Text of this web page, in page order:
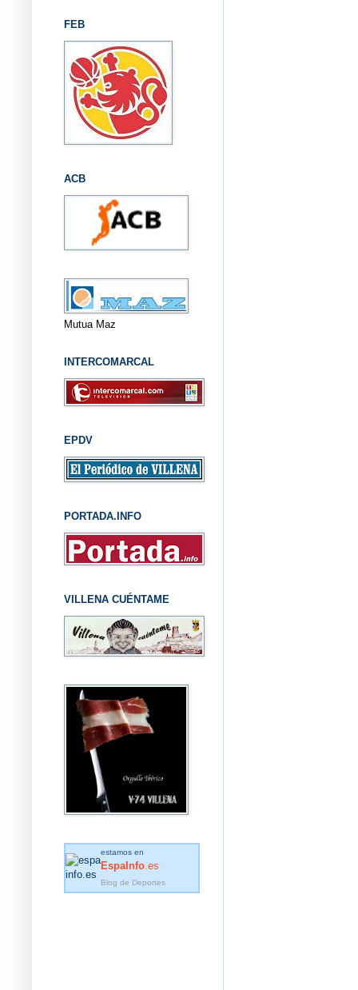
FEB
ACB
Mutua Maz
INTERCOMARCAL
EPDV
PORTADA.INFO
VILLENA CUÉNTAME
estamos en
EspaInfo .es
Blog de Deportes